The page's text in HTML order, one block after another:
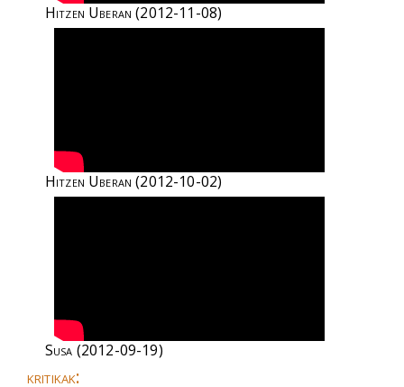
Hitzen Uberan (2012-11-08)
Hitzen Uberan (2012-10-02)
Susa (2012-09-19)
kritikak: